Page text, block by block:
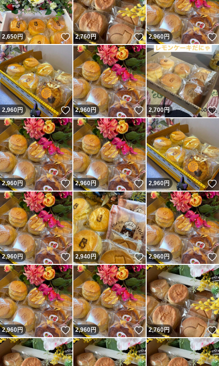
2,650円 いいね！
2,760円 いいね！
2,960円
2,960円 いいね！
2,960円 いいね！
2,700円
2,960円 いいね！
2,960円 いいね！
2,960円
2,960円 いいね！
2,940円 いいね！
2,960円
2,960円 いいね！
2,960円 いいね！
2,760円